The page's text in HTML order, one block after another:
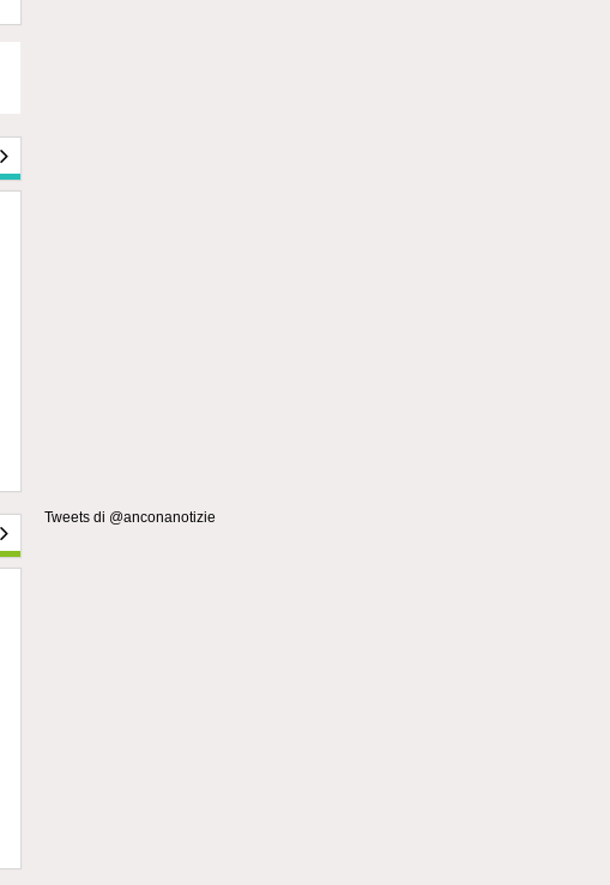
Tweets di @anconanotizie